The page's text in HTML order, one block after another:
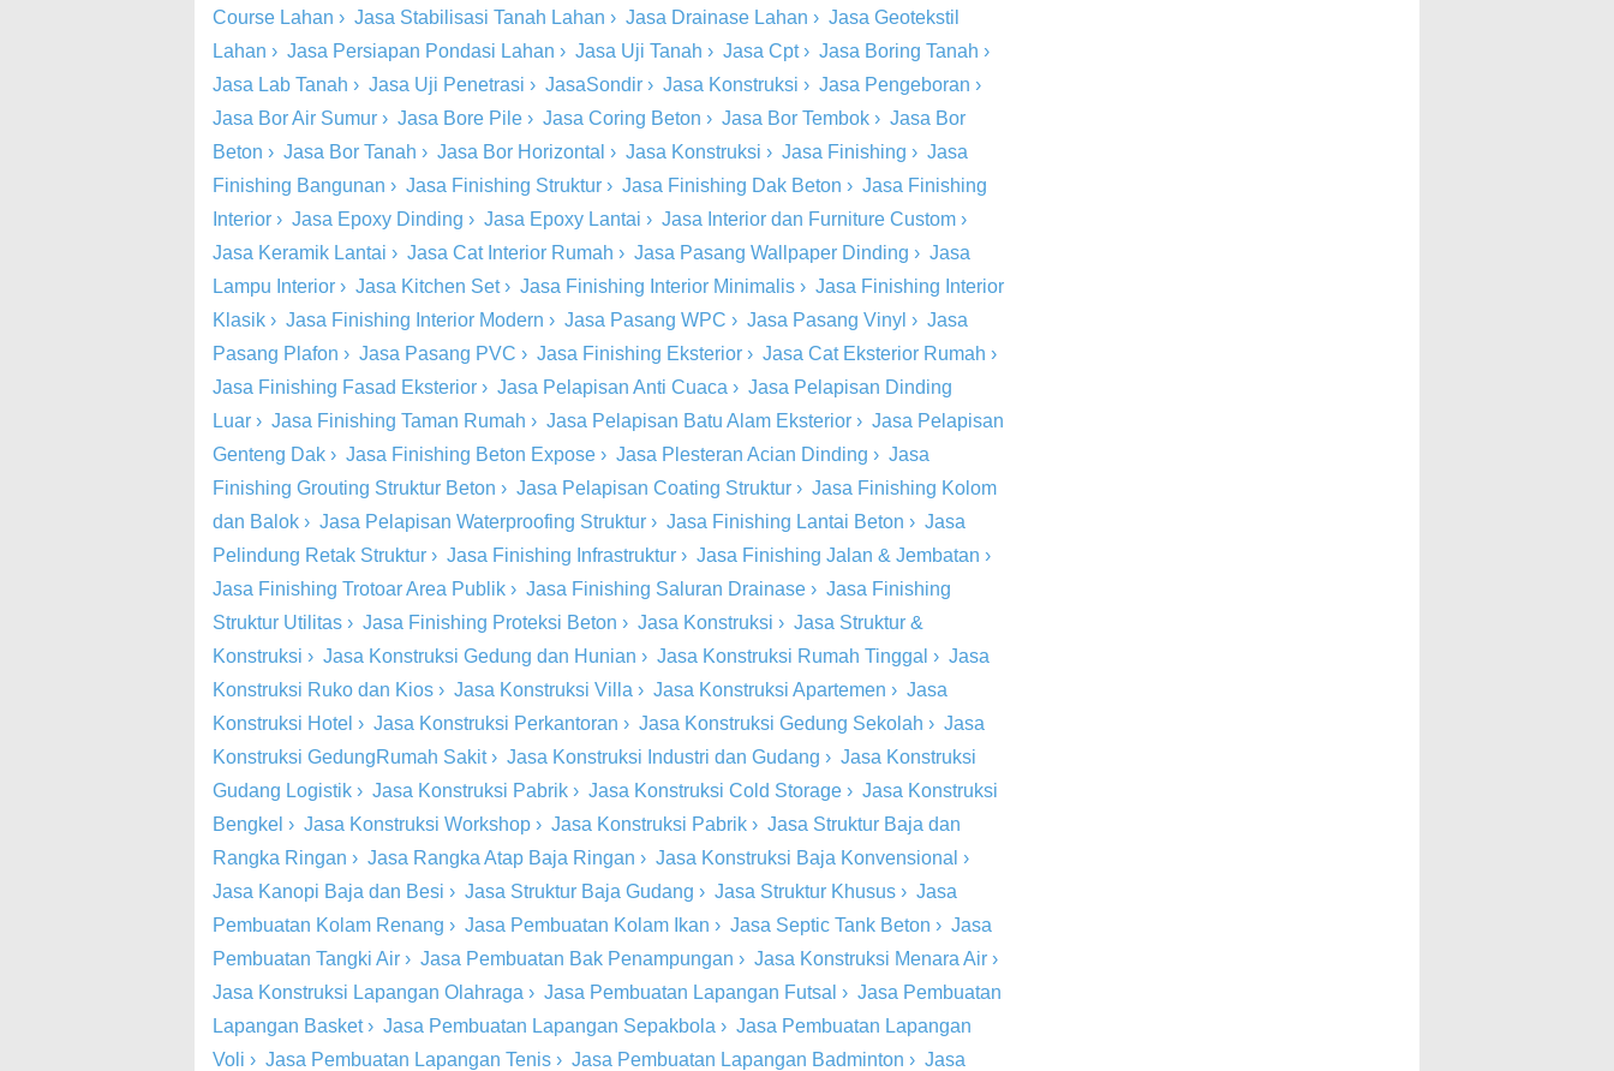
Course Lahan › Jasa Stabilisasi Tanah Lahan › Jasa Drainase Lahan › Jasa Geotekstil
Lahan › Jasa Persiapan Pondasi Lahan › Jasa Uji Tanah › Jasa Cpt› Jasa Boring Tanah ›
Jasa Lab Tanah › Jasa Uji Penetrasi › JasaSondir › Jasa Konstruksi › Jasa Pengeboran ›
Jasa Bor Air Sumur › Jasa Bore Pile › Jasa Coring Beton › Jasa Bor Tembok › Jasa Bor
Beton › Jasa Bor Tanah › Jasa Bor Horizontal › Jasa Konstruksi › Jasa Finishing › Jasa
Finishing Bangunan › Jasa Finishing Struktur › Jasa Finishing Dak Beton › Jasa Finishing
Interior › Jasa Epoxy Dinding › Jasa Epoxy Lantai › Jasa Interior dan Furniture Custom ›
Jasa Keramik Lantai › Jasa Cat Interior Rumah › Jasa Pasang Wallpaper Dinding › Jasa
Lampu Interior › Jasa Kitchen Set› Jasa Finishing Interior Minimalis › Jasa Finishing Interior
Klasik › Jasa Finishing Interior Modern › Jasa Pasang WPC › Jasa Pasang Vinyl › Jasa
Pasang Plafon › Jasa Pasang PVC › Jasa Finishing Eksterior › Jasa Cat Eksterior Rumah ›
Jasa Finishing Fasad Eksterior › Jasa Pelapisan Anti Cuaca › Jasa Pelapisan Dinding
Luar › Jasa Finishing Taman Rumah › Jasa Pelapisan Batu Alam Eksterior › Jasa Pelapisan
Genteng Dak › Jasa Finishing Beton Expose › Jasa Plesteran Acian Dinding › Jasa
Finishing Grouting Struktur Beton › Jasa Pelapisan Coating Struktur › Jasa Finishing Kolom
dan Balok › Jasa Pelapisan Waterproofing Struktur › Jasa Finishing Lantai Beton › Jasa
Pelindung Retak Struktur › Jasa Finishing Infrastruktur › Jasa Finishing Jalan & Jembatan ›
Jasa Finishing Trotoar Area Publik › Jasa Finishing Saluran Drainase › Jasa Finishing
Struktur Utilitas › Jasa Finishing Proteksi Beton › Jasa Konstruksi › Jasa Struktur &
Konstruksi › Jasa Konstruksi Gedung dan Hunian › Jasa Konstruksi Rumah Tinggal › Jasa
Konstruksi Ruko dan Kios › Jasa Konstruksi Villa › Jasa Konstruksi Apartemen › Jasa
Konstruksi Hotel › Jasa Konstruksi Perkantoran › Jasa Konstruksi Gedung Sekolah › Jasa
Konstruksi GedungRumah Sakit› Jasa Konstruksi Industri dan Gudang › Jasa Konstruksi
Gudang Logistik › Jasa Konstruksi Pabrik › Jasa Konstruksi Cold Storage › Jasa Konstruksi
Bengkel › Jasa Konstruksi Workshop › Jasa Konstruksi Pabrik › Jasa Struktur Baja dan
Rangka Ringan › Jasa Rangka Atap Baja Ringan › Jasa Konstruksi Baja Konvensional ›
Jasa Kanopi Baja dan Besi › Jasa Struktur Baja Gudang › Jasa Struktur Khusus › Jasa
Pembuatan Kolam Renang › Jasa Pembuatan Kolam Ikan › Jasa Septic Tank Beton › Jasa
Pembuatan Tangki Air › Jasa Pembuatan Bak Penampungan › Jasa Konstruksi Menara Air ›
Jasa Konstruksi Lapangan Olahraga › Jasa Pembuatan Lapangan Futsal › Jasa Pembuatan
Lapangan Basket› Jasa Pembuatan Lapangan Sepakbola › Jasa Pembuatan Lapangan
Voli › Jasa Pembuatan Lapangan Tenis › Jasa Pembuatan Lapangan Badminton › Jasa